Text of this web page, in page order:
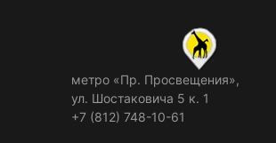
метро «Пр. Просвещения»,
ул. Шостаковича 5 к. 1
+7 (812) 748-10-61